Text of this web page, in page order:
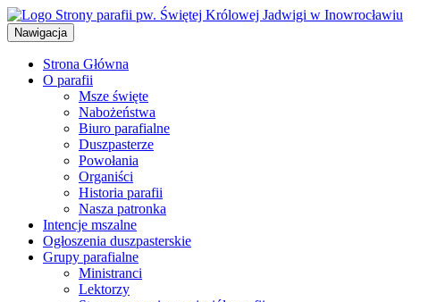
Przejdź
do
treści
Nawigacja
Strona Główna
O parafii
Msze święte
Nabożeństwa
Biuro parafialne
Duszpasterze
Powołania
Organiści
Historia parafii
Nasza patronka
Intencje mszalne
Ogłoszenia duszpasterskie
Grupy parafialne
Ministranci
Lektorzy